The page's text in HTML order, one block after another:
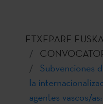
ETXEPARE
Subvenciones
la
agentes vascos/